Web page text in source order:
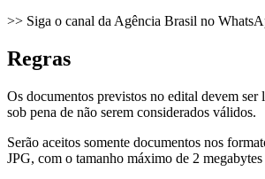
>> Siga o canal da Agência Brasil no
Regras
Os documentos previstos no edital devem ser
sob pena de não serem considerados válidos.
Serão aceitos somente documentos nos
JPG, com o tamanho máximo de 2